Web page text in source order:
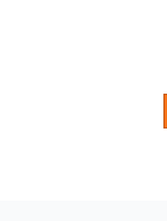
Oil,
Citrus
Acid,